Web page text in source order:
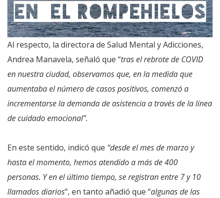
Al respecto, la directora de Salud Mental y Adicciones,
Andrea Manavela, señaló que “tras el rebrote de COVID
en nuestra ciudad, observamos que, en la medida que
aumentaba el número de casos positivos, comenzó a
incrementarse la demanda de asistencia a través de la línea
de cuidado emocional”.
En este sentido, indicó que “desde el mes de marzo y
hasta el momento, hemos atendido a más de 400
personas. Y en el último tiempo, se registran entre 7 y 10
llamados diarios”, en tanto añadió que “algunas de las